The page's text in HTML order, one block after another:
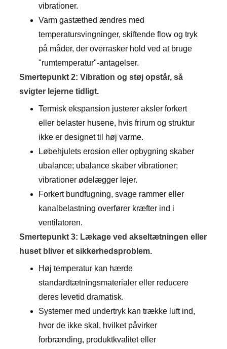
vibrationer.
Varm gastæthed ændres med
temperatursvingninger, skiftende flow og tryk
på måder, der overrasker hold ved at bruge
"rumtemperatur"-antagelser.
Smertepunkt 2: Vibration og støj opstår, så
svigter lejerne tidligt.
Termisk ekspansion justerer aksler forkert
eller belaster husene, hvis frirum og struktur
ikke er designet til høj varme.
Løbehjulets erosion eller opbygning skaber
ubalance; ubalance skaber vibrationer;
vibrationer ødelægger lejer.
Forkert bundfugning, svage rammer eller
kanalbelastning overfører kræfter ind i
ventilatoren.
Smertepunkt 3: Lækage ved akseltætningen eller
huset bliver et sikkerhedsproblem.
Høj temperatur kan hærde
standardtætningsmaterialer eller reducere
deres levetid dramatisk.
Systemer med undertryk kan trække luft ind,
hvor de ikke skal, hvilket påvirker
forbrænding, produktkvalitet eller